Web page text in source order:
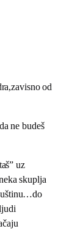
od
ne budeš
uz
skuplja